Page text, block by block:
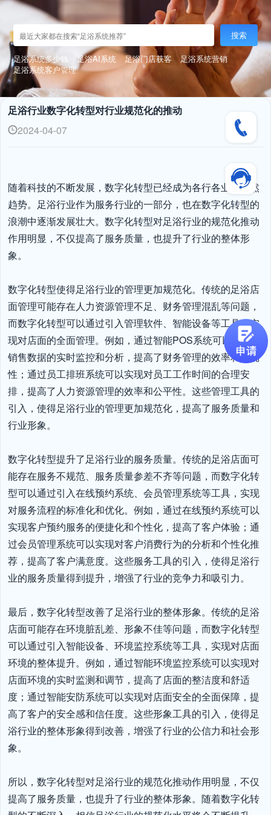
搜索
足浴系统多少钱 足浴AI系统 足浴门店获客
足浴系统营销
足浴系统客户管理
足浴行业数字化转型对行业规范化的推动
2024-04-07
随着科技的不断发展，数字化转型已经成为各行各业的必然
趋势。足浴行业作为服务行业的一部分，也在数字化转型的
浪潮中逐渐发展壮大。数字化转型对足浴行业的规范化推动
作用明显，不仅提高了服务质量，也提升了行业的整体形
象。
数字化转型使得足浴行业的管理更加规范化。传统的足浴店
面管理可能存在人力资源管理不足、财务管理混乱等问题，
而数字化转型可以通过引入管理软件、智能设备等工具，实
现对店面的全面管理。例如，通过智能POS系统可以实现对
销售数据的实时监控和分析，提高了财务管理的效率和准确
性；通过员工排班系统可以实现对员工工作时间的合理安
排，提高了人力资源管理的效率和公平性。这些管理工具的
引入，使得足浴行业的管理更加规范化，提高了服务质量和
行业形象。
数字化转型提升了足浴行业的服务质量。传统的足浴店面可
能存在服务不规范、服务质量参差不齐等问题，而数字化转
型可以通过引入在线预约系统、会员管理系统等工具，实现
对服务流程的标准化和优化。例如，通过在线预约系统可以
实现客户预约服务的便捷化和个性化，提高了客户体验；通
过会员管理系统可以实现对客户消费行为的分析和个性化推
荐，提高了客户满意度。这些服务工具的引入，使得足浴行
业的服务质量得到提升，增强了行业的竞争力和吸引力。
最后，数字化转型改善了足浴行业的整体形象。传统的足浴
店面可能存在环境脏乱差、形象不佳等问题，而数字化转型
可以通过引入智能设备、环境监控系统等工具，实现对店面
环境的整体提升。例如，通过智能环境监控系统可以实现对
店面环境的实时监测和调节，提高了店面的整洁度和舒适
度；通过智能安防系统可以实现对店面安全的全面保障，提
高了客户的安全感和信任度。这些形象工具的引入，使得足
浴行业的整体形象得到改善，增强了行业的公信力和社会形
象。
所以，数字化转型对足浴行业的规范化推动作用明显，不仅
提高了服务质量，也提升了行业的整体形象。随着数字化转